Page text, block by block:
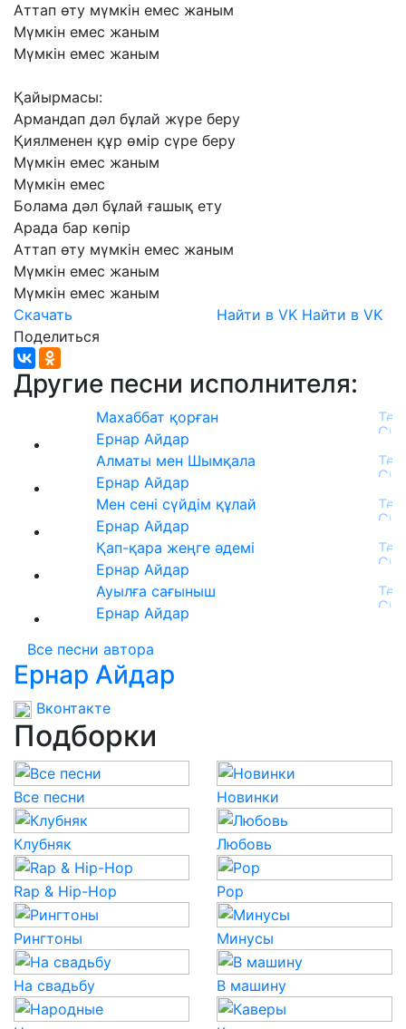
Аттап өту мүмкін емес жаным
Мүмкін емес жаным
Мүмкін емес жаным
Қайырмасы:
Армандап дәл бұлай жүре беру
Қиялменен құр өмір сүре беру
Мүмкін емес жаным
Мүмкін емес
Болама дәл бұлай ғашық ету
Арада бар көпір
Аттап өту мүмкін емес жаным
Мүмкін емес жаным
Мүмкін емес жаным
Скачать
Найти в VK Найти в VK
Поделиться
Другие песни исполнителя:
Махаббат қорған
Ернар Айдар
Алматы мен Шымқала
Ернар Айдар
Мен сені сүйдім құлай
Ернар Айдар
Қап-қара жеңге әдемі
Ернар Айдар
Ауылға сағыныш
Ернар Айдар
Все песни автора
Ернар Айдар
Вконтакте
Подборки
Все песни Новинки
Клубняк Любовь
Rap & Hip-Hop Pop
Рингтоны Минусы
На свадьбу В машину